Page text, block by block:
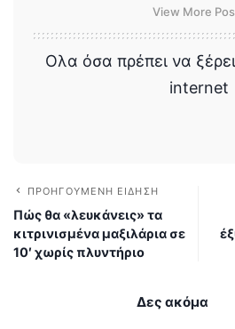
View More
Ολα όσα πρέπει να
internet
ΠΡΟΗΓΟΎΜΕΝΗ ΕΊΔΗΣΗ
Πώς θα «λευκάνεις» τα
κιτρινισμένα μαξιλάρια σε
10′ χωρίς πλυντήριο
Δες ακόμα